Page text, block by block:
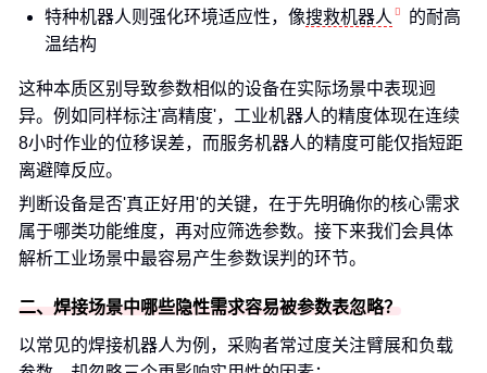
特种机器人则强化环境适应性，像搜救机器人
的耐高
温结构
这种本质区别导致参数相似的设备在实际场景中表现迥
异。例如同样标注'高精度'，工业机器人的精度体现在连续
8小时作业的位移误差，而服务机器人的精度可能仅指短距
离避障反应。
判断设备是否'真正好用'的关键，在于先明确你的核心需求
属于哪类功能维度，再对应筛选参数。接下来我们会具体
解析工业场景中最容易产生参数误判的环节。
二、焊接场景中哪些隐性需求容易被参数表忽略？
以常见的焊接机器人为例，采购者常过度关注臂展和负载